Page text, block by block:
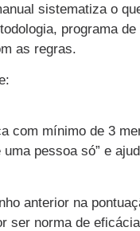
sistematiza o
programa
as regras.
com mínimo de 3
pessoa só” e
anterior na
ser norma de